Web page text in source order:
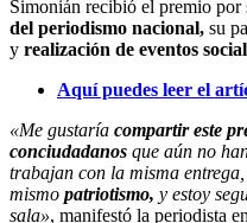
Simonián recibió el premio por
del periodismo nacional, su
y realización de eventos
Aquí puedes leer el
«Me gustaría compartir este
conciudadanos que aún no
trabajan con la misma
mismo patriotismo, y estoy
sala», manifestó la periodista